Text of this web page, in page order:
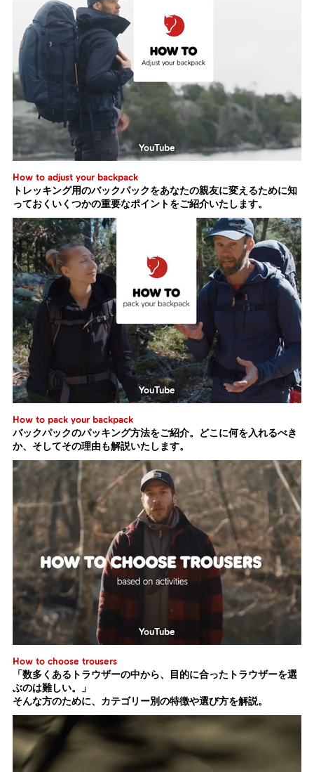
YouTube
How to adjust your backpack
トレッキング用のバックパックをあなたの親友に変えるために知
っておくいくつかの重要なポイントをご紹介いたします。
YouTube
How to pack your backpack
バックパックのパッキング方法をご紹介。どこに何を入れるべき
か、そしてその理由も解説いたします。
YouTube
How to choose trousers
「数多くあるトラウザーの中から、目的に合ったトラウザーを選
ぶのは難しい。」
そんな方のために、カテゴリー別の特徴や選び方を解説。